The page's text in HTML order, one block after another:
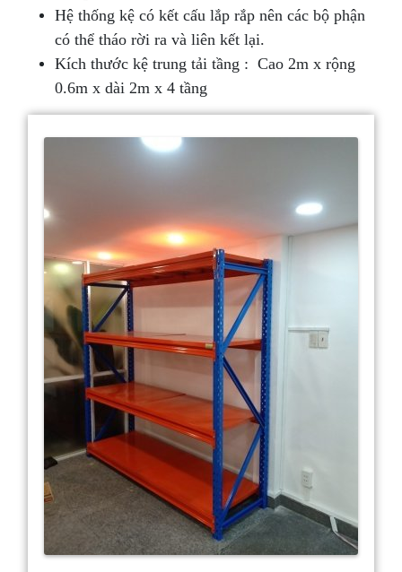
Hệ thống kệ có kết cấu lắp rắp nên các bộ phận
có thể tháo rời ra và liên kết lại.
Kích thước kệ trung tải tầng : Cao 2m x rộng
0.6m x dài 2m x 4 tầng